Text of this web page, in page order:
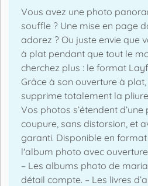
Vous avez une photo
souffle ? Une mise en page
adorez ? Ou juste envie que
à plat pendant que tout le
cherchez plus : le format
Grâce à son ouverture à
supprime totalement la
Vos photos s’étendent
coupure, sans distorsion, et
garanti. Disponible en
l'album photo avec
– Les albums photo de
détail compte. – Les livres